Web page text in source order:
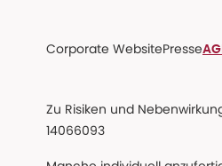
Corporate WebsitePresse
Zu Risiken und
14066093